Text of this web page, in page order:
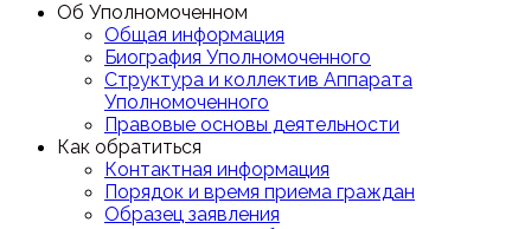
Об Уполномоченном
Общая информация
Биография Уполномоченного
Структура и коллектив Аппарата
Уполномоченного
Правовые основы деятельности
Как обратиться
Контактная информация
Порядок и время приема граждан
Образец заявления